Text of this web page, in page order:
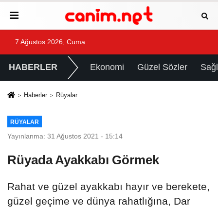
7 Ağustos 2026, Cuma
HABERLER Ekonomi Güzel Sözler
Haberler Rüyalar
RÜYALAR
Yayınlanma: 31 Ağustos 2021 - 15:14
Rüyada Ayakkabı Görmek
Rahat ve güzel ayakkabı hayır ve berekete,
güzel geçime ve dünya rahatlığına, Dar